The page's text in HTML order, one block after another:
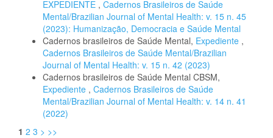
EXPEDIENTE , Cadernos Brasileiros de Saúde
Mental/Brazilian Journal of Mental Health: v. 15 n. 45
(2023): Humanização, Democracia e Saúde Mental
Cadernos brasileiros de Saúde Mental, Expediente ,
Cadernos Brasileiros de Saúde Mental/Brazilian
Journal of Mental Health: v. 15 n. 42 (2023)
Cadernos brasileiros de Saúde Mental CBSM,
Expediente , Cadernos Brasileiros de Saúde
Mental/Brazilian Journal of Mental Health: v. 14 n. 41
(2022)
1 2 3 > >>